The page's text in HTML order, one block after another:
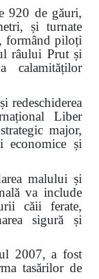
920 de găuri,
și turnate
formând piloți
râului Prut și
calamităților
redeschiderea
Liber
major,
economice și
malului și
va include
căii ferate,
sigură și
2007, a fost
tasărilor de